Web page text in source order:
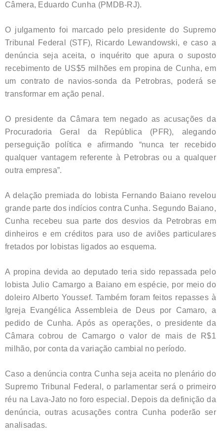
Câmera, Eduardo Cunha (PMDB-RJ).
O julgamento foi marcado pelo presidente do Supremo
Tribunal Federal (STF), Ricardo Lewandowski, e caso a
denúncia seja aceita, o inquérito que apura o suposto
recebimento de US$5 milhões em propina de Cunha, em
um contrato de navios-sonda da Petrobras, poderá se
transformar em ação penal.
O presidente da Câmara tem negado as acusações da
Procuradoria Geral da República (PFR), alegando
perseguição política e afirmando “nunca ter recebido
qualquer vantagem referente à Petrobras ou a qualquer
outra empresa”.
A delação premiada do lobista Fernando Baiano revelou
grande parte dos indícios contra Cunha. Segundo Baiano,
Cunha recebeu sua parte dos desvios da Petrobras em
dinheiros e em créditos para uso de aviões particulares
fretados por lobistas ligados ao esquema.
A propina devida ao deputado teria sido repassada pelo
lobista Julio Camargo a Baiano em espécie, por meio do
doleiro Alberto Youssef. Também foram feitos repasses à
Igreja Evangélica Assembleia de Deus por Camaro, a
pedido de Cunha. Após as operações, o presidente da
Câmara cobrou de Camargo o valor de mais de R$1
milhão, por conta da variação cambial no período.
Caso a denúncia contra Cunha seja aceita no plenário do
Supremo Tribunal Federal, o parlamentar será o primeiro
réu na Lava-Jato no foro especial. Depois da definição da
denúncia, outras acusações contra Cunha poderão ser
analisadas.